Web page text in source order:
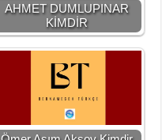
AHMET DUMLUPINAR
KİMDİR